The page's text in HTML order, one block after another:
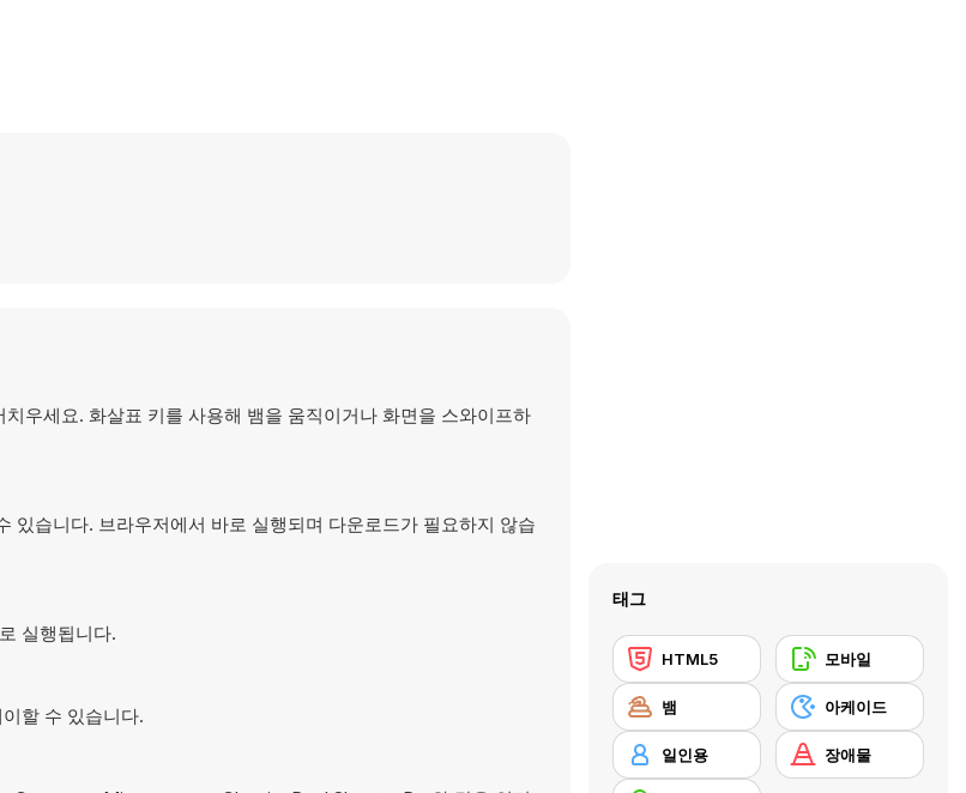
우세요. 화살표 키를 사용해 뱀을 움직이거나 화면을 스와이프하
습니다. 브라우저에서 바로 실행되며 다운로드가 필요하지 않습
실행됩니다.
할 수 있습니다.
태그
HTML5 모바일
뱀 아케이드
일인용 장애물